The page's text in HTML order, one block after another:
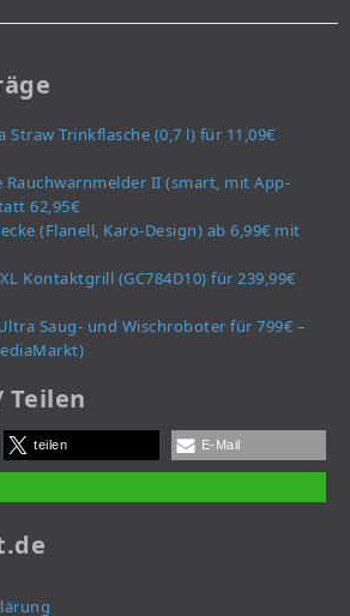
Straw Trinkflasche (0,7 l) für 11,09€
Rauchwarnmelder II (smart, mit App-
62,95€
(Flanell, Karo-Design) ab 6,99€ mit
Kontaktgrill (GC784D10) für 239,99€
Saug- und Wischroboter für 799€ –
Teilen
teilen E-Mail